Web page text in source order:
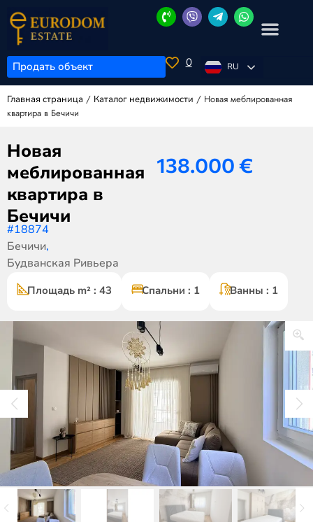
Продать объект 0 RU
Главная страница / Каталог недвижимости / Новая меблированная
квартира в Бечичи
Новая
меблированная
квартира в
Бечичи
#18874
Бечичи,
Будванская Ривьера
138.000 €
Площадь m² : 43 Спальни : 1 Ванны : 1